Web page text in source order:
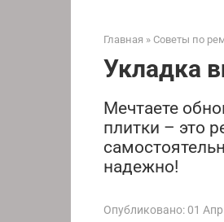
Главная » Советы по
Укладка
Мечтаете
плитки – это
надежно!
Опубликовано: 01